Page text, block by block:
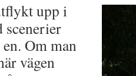
upp i
scenerier
Om man
vägen